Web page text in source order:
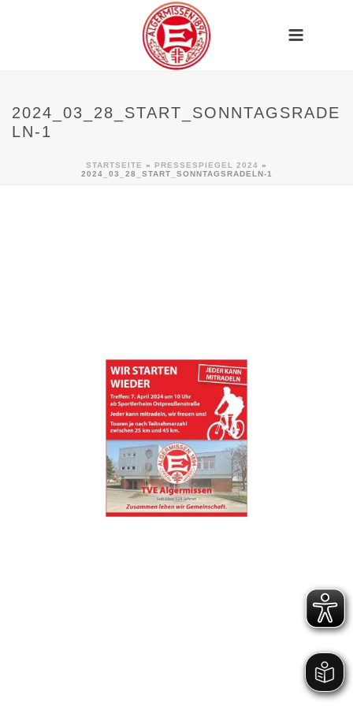
2024_03_28_START_SONNTAGSRADE
LN-1
STARTSEITE » PRESSESPIEGEL 2024 »
2024_03_28_START_SONNTAGSRADELN-1